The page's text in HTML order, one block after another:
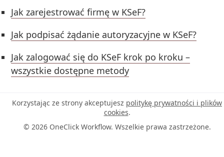
Jak zarejestrować firmę w KSeF?
Jak podpisać żądanie autoryzacyjne w KSeF?
Jak zalogować się do KSeF krok po kroku –
wszystkie dostępne metody
Korzystając ze strony akceptujesz politykę prywatności i plików
cookies.
© 2026 OneClick Workflow. Wszelkie prawa zastrzeżone.